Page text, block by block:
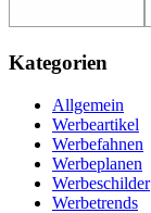
Kategorien
Allgemein
Werbeartikel
Werbefahnen
Werbeplanen
Werbeschilder
Werbetrends